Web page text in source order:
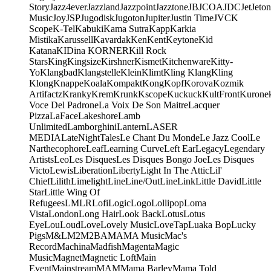
StoryJazz4everJazzlandJazzpointJazztoneJBJCOAJDCJetJeton
MusicJoyJSPJugodiskJugotonJupiterJustin TimeJVCK
ScopeK-TelKabukiKama SutraKappKarkia
MistikaKarussellKavardakKenKentKeytoneKid
KatanaKIDina KORNERKill Rock
StarsKingKingsizeKirshnerKismetKitchenwareKitty-
YoKlangbadKlangstelleKleinKlimtKling KlangKling
KlongKnappeKoalaKompaktKongKopfKorovaKozmik
ArtifactzKrankyKremKrunkKscopeKuckuckKultFront
Voce Del PadroneLa Voix De Son MaitreLacquer
PizzaLaFaceLakeshoreLamb
UnlimitedLamborghiniLanternLASER
MEDIALateNightTalesLe Chant Du MondeLe Jazz CoolLe
NarthecophoreLeafLearning CurveLeft EarLegacyLegendary
ArtistsLeoLes DisquesLes Disques Bongo JoeLes Disques
VictoLewisLiberationLibertyLight In The AtticLil'
ChiefLilithLimelightLineLine/OutLineLinkLittle DavidLittle
StarLittle Wing Of
RefugeesLMLRLofiLogicLogoLollipopLoma
VistaLondonLong HairLook BackLotusLotus
EyeLouLoudLoveLovely MusicLoveTapLuaka BopLucky
PigsM&LM2M2BAMAMA MusicMac's
RecordMachinaMadfishMagentaMagic
MusicMagnetMagnetic LoftMain
EventMainstreamMAMMama BarleyMama Told